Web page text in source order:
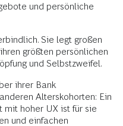
und persönliche
Sie legt großen
größten persönlichen
und Selbstzweifel.
ihrer Bank
Alterskohorten: Ein
hoher UX ist für sie
und einfachen